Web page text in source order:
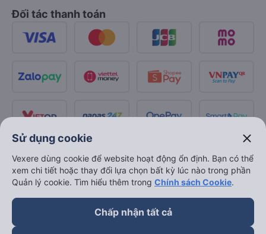
Đối tác thanh toán
Sử dụng cookie close
Vexere dùng cookie để website hoạt động ổn định. Bạn có thể
xem chi tiết hoặc thay đổi lựa chọn bất kỳ lúc nào trong phần
Quản lý cookie. Tìm hiểu thêm trong Chính sách Cookie.
Chấp nhận tất cả